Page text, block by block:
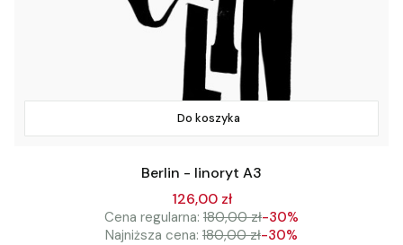
Do koszyka
Berlin - linoryt A3
126,00 zł
Cena regularna: 180,00 zł-30%
Najniższa cena: 180,00 zł-30%